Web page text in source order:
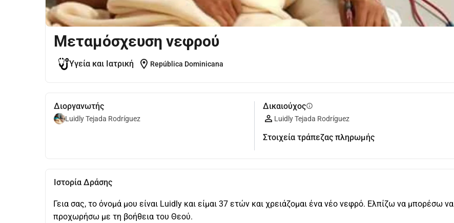
Μεταμόσχευση νεφρού
Υγεία και Ιατρική location_on República Dominicana
Διοργανωτής
Luidly Tejada Rodríguez
Δικαιούχοςinfo
Luidly Tejada Rodríguez
Στοιχεία τράπεζας πληρωμής
Ιστορία Δράσης
Γεια σας, το όνομά μου είναι Luidly και είμαι 37 ετών και χρειάζομαι ένα νέο νεφρό. Ελπίζω να μπορέσω να
προχωρήσω με τη βοήθεια του Θεού.